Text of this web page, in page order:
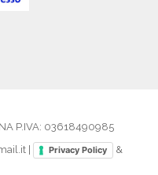
P.IVA: 03618490985
|
Privacy Policy &